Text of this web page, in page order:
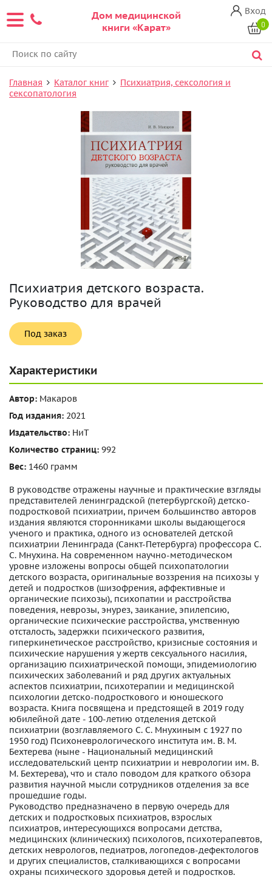
Дом медицинской
книги «Карат»
Вход
0
Главная Каталог книг
Психиатрия, сексология и
сексопатология
Психиатрия детского возраста.
Руководство для врачей
Под заказ
Характеристики
Автор: Макаров
Год издания: 2021
Издательство: НиТ
Количество страниц: 992
Вес: 1460 грамм
В руководстве отражены научные и практические взгляды
представителей ленинградской (петербургской) детско-
подростковой психиатрии, причем большинство авторов
издания являются сторонниками школы выдающегося
ученого и практика, одного из основателей детской
психиатрии Ленинграда (Санкт-Петербурга) профессора С.
С. Мнухина. На современном научно-методическом
уровне изложены вопросы общей психопатологии
детского возраста, оригинальные воззрения на психозы у
детей и подростков (шизофрения, аффективные и
органические психозы), психопатии и расстройства
поведения, неврозы, энурез, заикание, эпилепсию,
органические психические расстройства, умственную
отсталость, задержки психического развития,
гиперкинетическое расстройство, кризисные состояния и
психические нарушения у жертв сексуального насилия,
организацию психиатрической помощи, эпидемиологию
психических заболеваний и ряд других актуальных
аспектов психиатрии, психотерапии и медицинской
психологии детско-подросткового и юношеского
возраста. Книга посвящена и предстоящей в 2019 году
юбилейной дате - 100-летию отделения детской
психиатрии (возглавляемого С. С. Мнухиным с 1927 по
1950 год) Психоневрологического института им. В. М.
Бехтерева (ныне - Национальный медицинский
исследовательский центр психиатрии и неврологии им. В.
М. Бехтерева), что и стало поводом для краткого обзора
развития научной мысли сотрудников отделения за все
прошедшие годы.
Руководство предназначено в первую очередь для
детских и подростковых психиатров, взрослых
психиатров, интересующихся вопросами детства,
медицинских (клинических) психологов, психотерапевтов,
детских неврологов, педиатров, логопедов-дефектологов
и других специалистов, сталкивающихся с вопросами
охраны психического здоровья детей и подростков.